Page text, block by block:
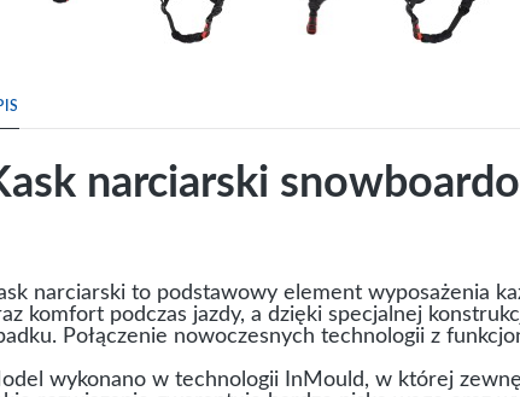
narciarski
narciarski to podstawowy element wyposażenia
komfort podczas jazdy, a dzięki specjalnej
Połączenie nowoczesnych technologii z
wykonano w technologii InMould, w której